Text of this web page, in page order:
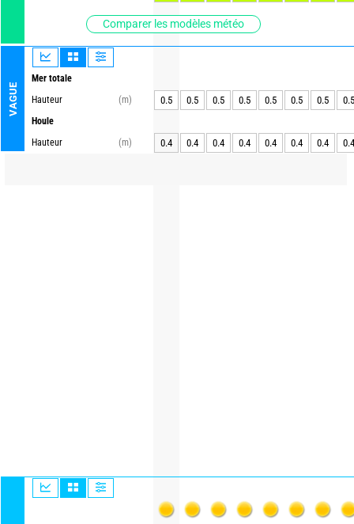
Comparer les modèles météo
VAGUE
Mer totale
Hauteur
(m)
Houle
Hauteur
(m)
0.5 0.5 0.5 0.5 0.5 0.5 0.5 0.5
0.4 0.4 0.4 0.4 0.4 0.4 0.4 0.4